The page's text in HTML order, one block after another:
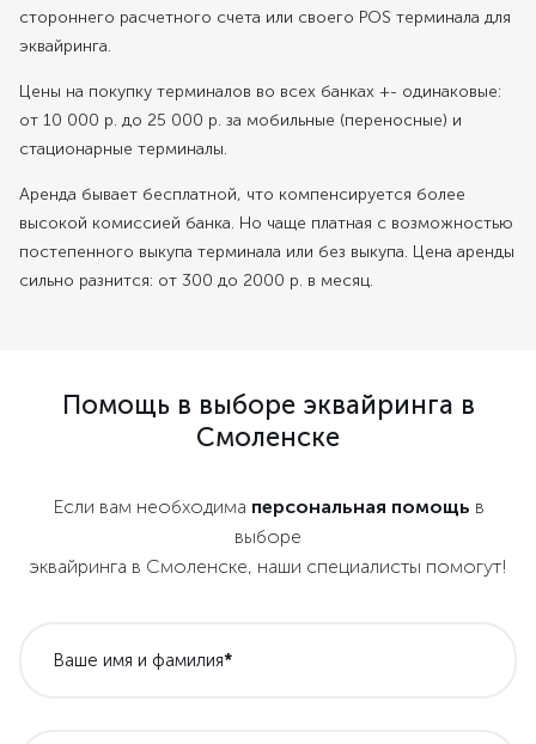
стороннего расчетного счета или своего POS терминала для
эквайринга.
Цены на покупку терминалов во всех банках +- одинаковые:
от 10 000 р. до 25 000 р. за мобильные (переносные) и
стационарные терминалы.
Аренда бывает бесплатной, что компенсируется более
высокой комиссией банка. Но чаще платная с возможностью
постепенного выкупа терминала или без выкупа. Цена аренды
сильно разнится: от 300 до 2000 р. в месяц.
Помощь в выборе эквайринга в
Смоленске
Если вам необходима персональная помощь в
выборе
эквайринга в Смоленске, наши специалисты помогут!
Ваше имя и фамилия*